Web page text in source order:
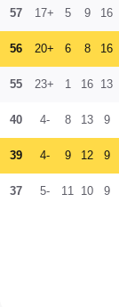
16
9
5
+17
57
16
8
6
+20
56
13
16
1
+23
55
9
13
8
-4
40
9
12
9
-4
39
9
10
11
-5
37